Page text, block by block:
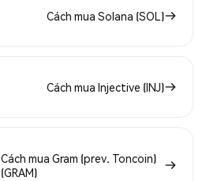
Cách mua Solana (SOL)
Cách mua Injective (INJ)
Cách mua Gram (prev. Toncoin)
(GRAM)